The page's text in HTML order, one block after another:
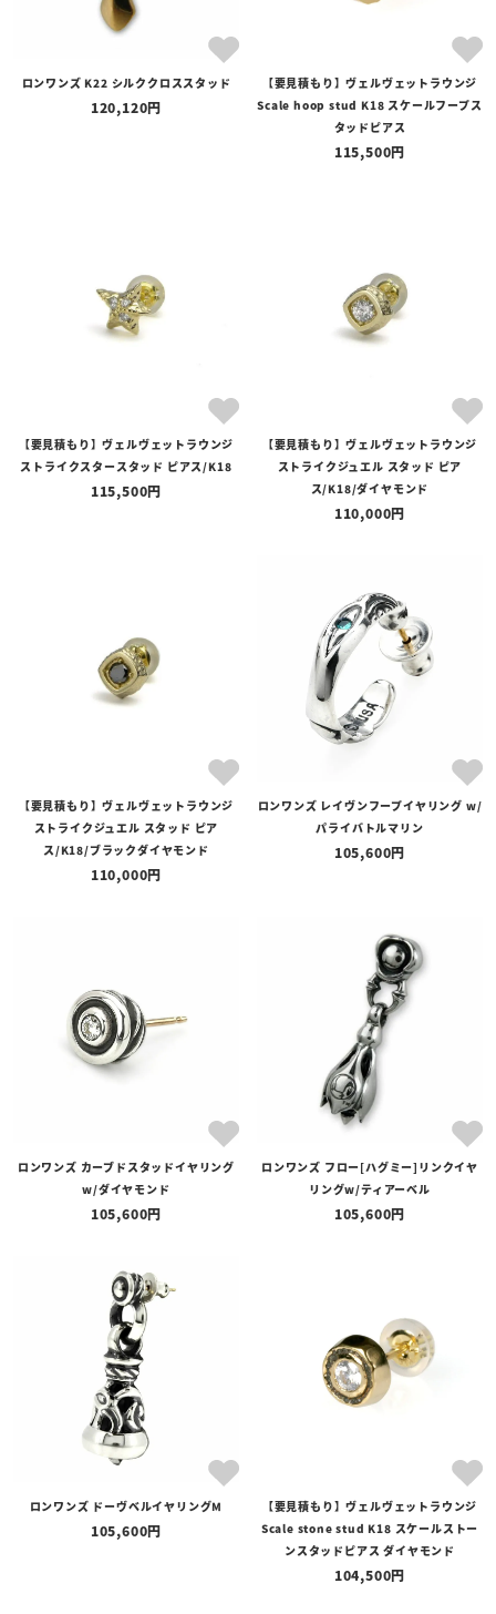
ロンワンズ K22 シルククロススタッド
120,120
【要見積もり】ヴェルヴェットラウンジ
Scale hoop stud K18 スケールフープス
タッドピアス
115,500
【要見積もり】ヴェルヴェットラウンジ
ストライクスタースタッド ピアス/K18
115,500
【要見積もり】ヴェルヴェットラウンジ
ストライクジュエル スタッド ピア
ス/K18/ダイヤモンド
110,000
【要見積もり】ヴェルヴェットラウンジ
ストライクジュエル スタッド ピア
ス/K18/ブラックダイヤモンド
110,000
ロンワンズ レイヴンフープイヤリング w/
パライバトルマリン
105,600
ロンワンズ カーブドスタッドイヤリング
w/ダイヤモンド
105,600
ロンワンズ フロー[ハグミー]リンクイヤ
リングw/ティアーベル
105,600
ロンワンズ ドーヴベルイヤリングM
105,600
【要見積もり】ヴェルヴェットラウンジ
Scale stone stud K18 スケールストー
ンスタッドピアス ダイヤモンド
104,500